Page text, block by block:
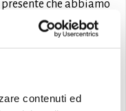
contenuti ed
che abbiamo
ogni cosa e
editoriale in
milione di copie. Poi